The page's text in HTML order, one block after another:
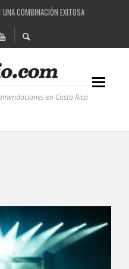
TRANSFORMANDO LA CALIDAD DE
DE LA PRIMERA EDICIÓN QUE
en Costa Rica